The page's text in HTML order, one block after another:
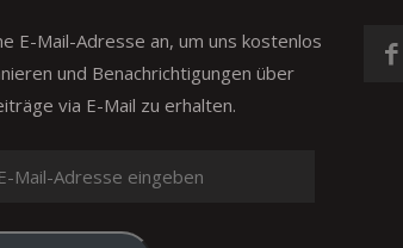
E-Mail-Adresse an, um uns kostenlos
und Benachrichtigungen über
via E-Mail zu erhalten.